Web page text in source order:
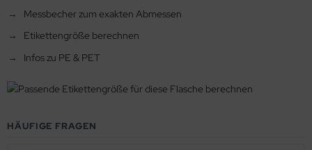
Messbecher zum exakten Abmessen
Etikettengröße berechnen
Infos zu PE & PET
HÄUFIGE FRAGEN